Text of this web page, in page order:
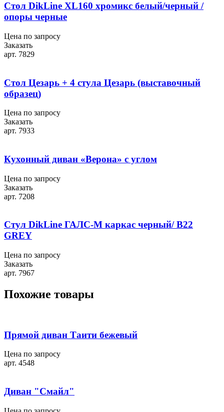
Стол DikLine XL160 хромикс белый/черный /
опоры черные
Цена по запросу
Заказать
арт. 7829
Стол Цезарь + 4 стула Цезарь (выставочный
образец)
Цена по запросу
Заказать
арт. 7933
Кухонный диван «Верона» с углом
Цена по запросу
Заказать
арт. 7208
Стул DikLine ГАЛС-М каркас черный/ B22
GREY
Цена по запросу
Заказать
арт. 7967
Похожие товары
Прямой диван Таити бежевый
Цена по запросу
арт. 4548
Диван "Смайл"